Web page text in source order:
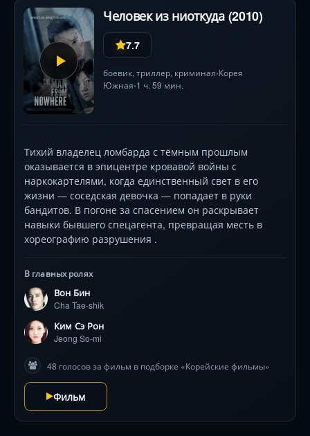
Человек из ниоткуда (2010)
7.7
боевик, триллер, криминал•Корея
Южная•1 ч. 59 мин.
Тихий владелец ломбарда с тёмным прошлым
оказывается в эпицентре кровавой войны с
наркокартелями, когда единственный свет в его
жизни — соседская девочка — попадает в руки
бандитов. В погоне за спасением он раскрывает
навыки бывшего спецагента, превращая месть в
хореографию разрушения .
В главных ролях
Вон Бин
Cha Tae-shik
Ким Сэ Рон
Jeong So-mi
48 голосов за фильм в подборке «Корейские фильмы»
Фильм